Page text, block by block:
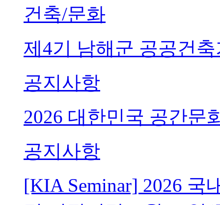
건축/문화
제4기 남해군 공공건
공지사항
2026 대한민국 공간문
공지사항
[KIA Seminar] 2026 국